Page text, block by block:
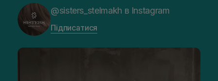
@sisters_stelmakh в Instagram
Підписатися